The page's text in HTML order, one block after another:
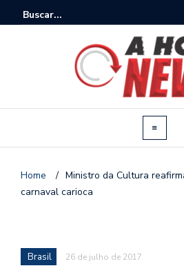
Home / Ministro da Cultura
carnaval carioca
Brasil 26 de julho de 2017